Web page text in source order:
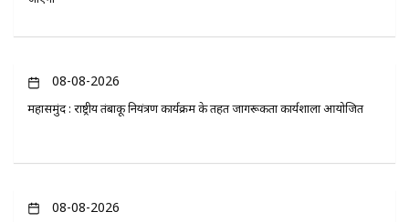
08-08-2026
महासमुंद : राष्ट्रीय तंबाकू नियंत्रण कार्यक्रम के तहत जागरूकता कार्यशाला आयोजित
08-08-2026